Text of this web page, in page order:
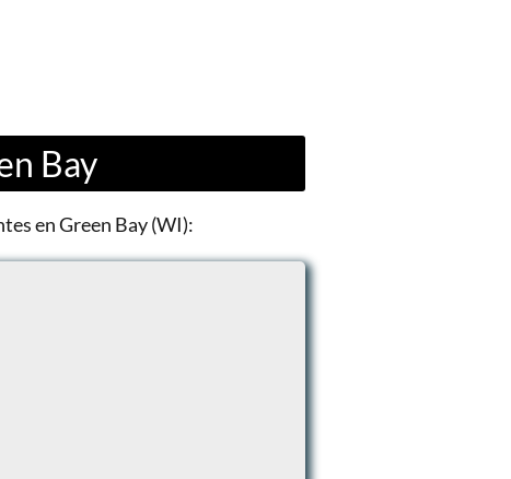
Bay
en Green Bay (WI):